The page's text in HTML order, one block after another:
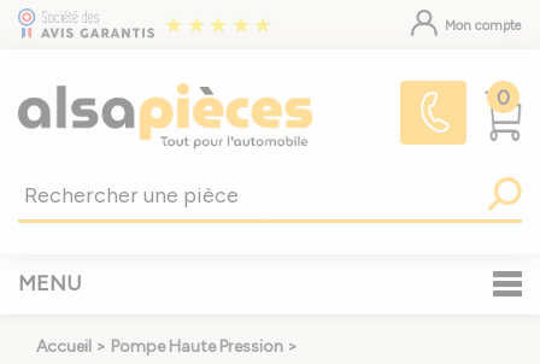
Mon compte
0
MENU
Accueil > Pompe Haute Pression >